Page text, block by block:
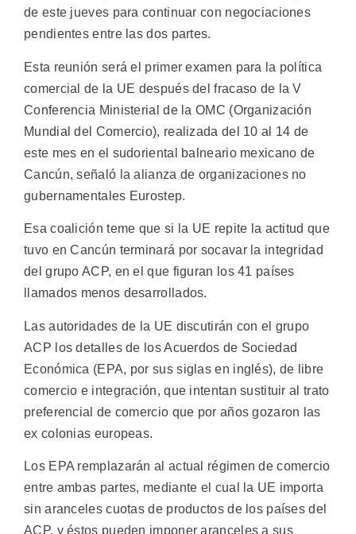
de este jueves para continuar con negociaciones
pendientes entre las dos partes.
Esta reunión será el primer examen para la política
comercial de la UE después del fracaso de la V
Conferencia Ministerial de la OMC (Organización
Mundial del Comercio), realizada del 10 al 14 de
este mes en el sudoriental balneario mexicano de
Cancún, señaló la alianza de organizaciones no
gubernamentales Eurostep.
Esa coalición teme que si la UE repite la actitud que
tuvo en Cancún terminará por socavar la integridad
del grupo ACP, en el que figuran los 41 países
llamados menos desarrollados.
Las autoridades de la UE discutirán con el grupo
ACP los detalles de los Acuerdos de Sociedad
Económica (EPA, por sus siglas en inglés), de libre
comercio e integración, que intentan sustituir al trato
preferencial de comercio que por años gozaron las
ex colonias europeas.
Los EPA remplazarán al actual régimen de comercio
entre ambas partes, mediante el cual la UE importa
sin aranceles cuotas de productos de los países del
ACP, y éstos pueden imponer aranceles a sus